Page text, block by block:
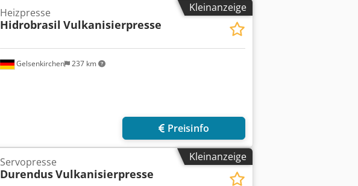
Kleinanzeige
Gelsenkirchen 237 km
Heizpresse
Hidrobrasil Vulkanisierpresse
Preisinfo
Kleinanzeige
Servopresse
DurendusVulkanisierpresse